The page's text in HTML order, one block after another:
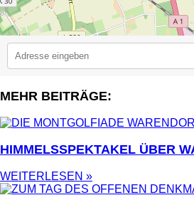
2
MEHR BEITRÄGE:
HIMMELSSPEKTAKEL ÜBER
WEITERLESEN »